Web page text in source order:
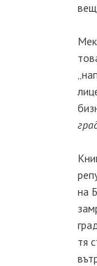
на
тя